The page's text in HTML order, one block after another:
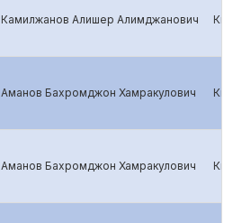
Камилжанов Алишер Алимджанович
Аманов Бахромджон Хамракулович
Аманов Бахромджон Хамракулович